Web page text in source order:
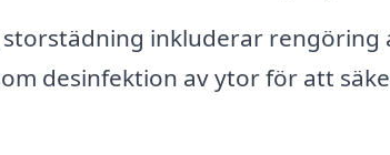
inkluderar rengöring
desinfektion av ytor för att